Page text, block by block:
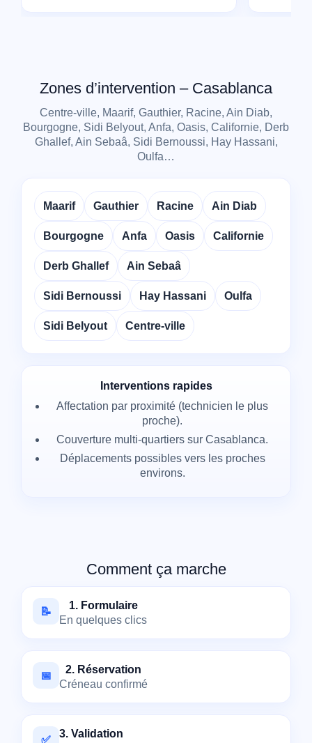
Zones d’intervention – Casablanca
Centre-ville, Maarif, Gauthier, Racine, Ain Diab,
Bourgogne, Sidi Belyout, Anfa, Oasis, Californie, Derb
Ghallef, Ain Sebaâ, Sidi Bernoussi, Hay Hassani,
Oulfa…
Maarif Gauthier Racine Ain Diab
Bourgogne Anfa Oasis Californie
Derb Ghallef Ain Sebaâ
Sidi Bernoussi Hay Hassani Oulfa
Sidi Belyout Centre-ville
Interventions rapides
Affectation par proximité (technicien le plus
proche).
Couverture multi-quartiers sur Casablanca.
Déplacements possibles vers les proches
environs.
Comment ça marche
📝
1. Formulaire
En quelques clics
📅
2. Réservation
Créneau confirmé
✅
3. Validation